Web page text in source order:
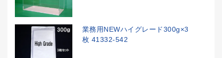
業務用NEWハイグレード300g×3
枚 41332-542